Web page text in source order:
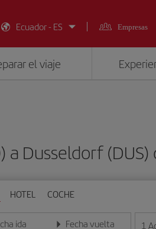
Ecuador - ES
Empresas
el viaje
a Dusseldorf
HOTEL COCHE
ida Fecha vuelta 1